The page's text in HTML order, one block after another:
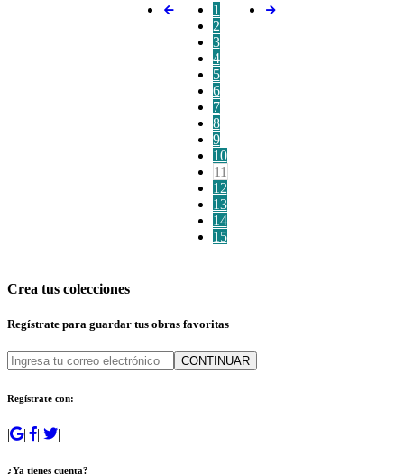
1
2
3
4
5
6
7
8
9
10
11
12
13
14
15
Crea tus colecciones
Regístrate para guardar tus obras favoritas
CONTINUAR
Regístrate con:
| | | |
¿Ya tienes cuenta?